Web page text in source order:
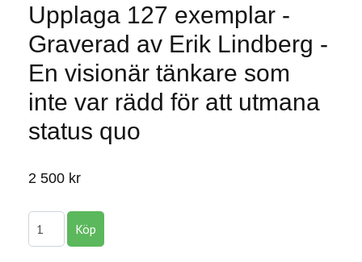
Upplaga 127 exemplar -
Graverad av Erik Lindberg -
En visionär tänkare som
inte var rädd för att utmana
status quo
2 500 kr